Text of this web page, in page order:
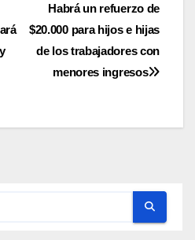
Habrá un refuerzo de
$20.000 para hijos e hijas
de los trabajadores con
menores ingresos